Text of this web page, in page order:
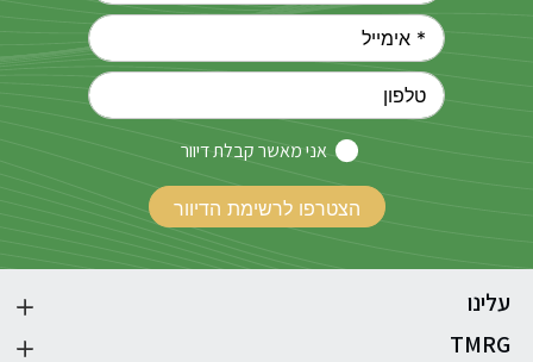
אני מאשר קבלת דיוור
עלינו
TMRG